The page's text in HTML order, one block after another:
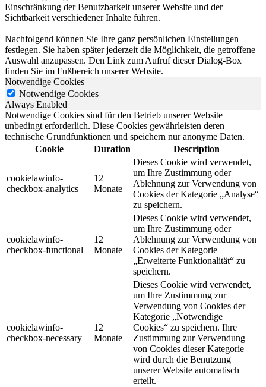
Einschränkung der Benutzbarkeit unserer Website und der
Sichtbarkeit verschiedener Inhalte führen.
Nachfolgend können Sie Ihre ganz persönlichen Einstellungen
festlegen. Sie haben später jederzeit die Möglichkeit, die getroffene
Auswahl anzupassen. Den Link zum Aufruf dieser Dialog-Box
finden Sie im Fußbereich unserer Website.
Notwendige Cookies
Notwendige Cookies
Always Enabled
Notwendige Cookies sind für den Betrieb unserer Website
unbedingt erforderlich. Diese Cookies gewährleisten deren
technische Grundfunktionen und speichern nur anonyme Daten.
Cookie
Duration Description
cookielawinfo-
checkbox-analytics
12
Monate
Dieses Cookie wird verwendet,
um Ihre Zustimmung oder
Ablehnung zur Verwendung von
Cookies der Kategorie „Analyse“
zu speichern.
cookielawinfo-
checkbox-functional
12
Monate
Dieses Cookie wird verwendet,
um Ihre Zustimmung oder
Ablehnung zur Verwendung von
Cookies der Kategorie
„Erweiterte Funktionalität“ zu
speichern.
cookielawinfo-
checkbox-necessary
12
Monate
Dieses Cookie wird verwendet,
um Ihre Zustimmung zur
Verwendung von Cookies der
Kategorie „Notwendige
Cookies“ zu speichern. Ihre
Zustimmung zur Verwendung
von Cookies dieser Kategorie
wird durch die Benutzung
unserer Website automatisch
erteilt.